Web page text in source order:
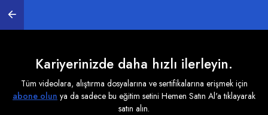
Kariyerinizde daha hızlı ilerleyin.
Tüm videolara, alıştırma dosyalarına ve sertifikalarına erişmek için
abone olun ya da sadece bu eğitim setini Hemen Satın Al'a tıklayarak
satın alın.
Excel 365 SÜTUNSEÇ Formülü ile Son Sütunu
Excel 365 SATIRSEÇ Formülü Kullanımı Nasıldır?
06:16